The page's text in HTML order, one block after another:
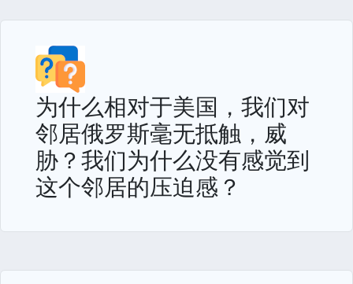
为什么相对于美国，我们对
邻居俄罗斯毫无抵触，威
胁？我们为什么没有感觉到
这个邻居的压迫感？